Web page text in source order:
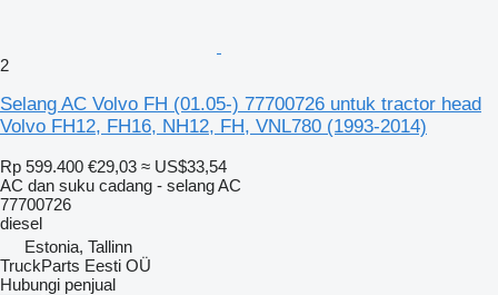
2
Selang AC Volvo FH (01.05-) 77700726 untuk tractor head
Volvo FH12, FH16, NH12, FH, VNL780 (1993-2014)
Rp 599.400 €29,03 ≈ US$33,54
AC dan suku cadang - selang AC
77700726
diesel
Estonia, Tallinn
TruckParts Eesti OÜ
Hubungi penjual